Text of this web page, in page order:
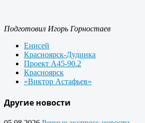
Подготовил Игорь Горностаев
Енисей
Красноярск-Дудинка
Проект А45-90.2
Красноярск
«Виктор Астафьев»
Другие новости